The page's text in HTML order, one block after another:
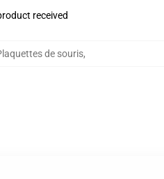
received
de souris,